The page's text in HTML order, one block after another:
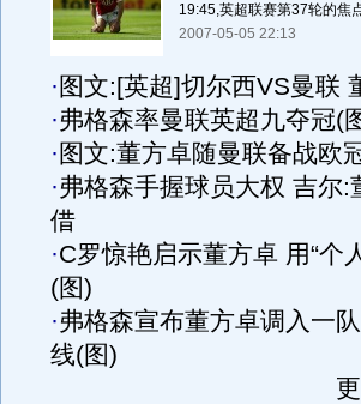
19:45,英超联赛第37轮的焦
2007-05-05 22:13
· 图文:[英超]切尔西VS曼联
·弗格森率曼联英超九夺冠(
· 图文:董方卓随曼联备战欧
·弗格森手握球员大权 吉尔:
借
·C罗惊艳启示董方卓 用“个
(图)
·弗格森宣布董方卓调入一
线(图)